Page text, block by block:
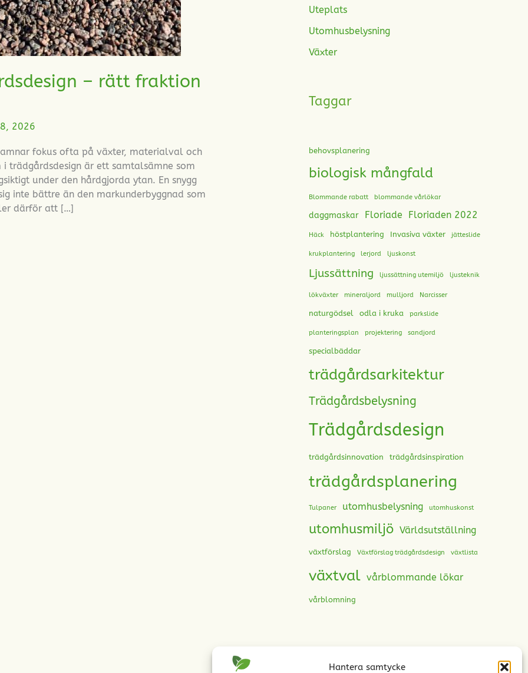
Hantera samtycke
– rätt fraktion
2026
fokus ofta på växter, materialval och
trädgårdsdesign är ett samtalsämne som
under den hårdgjorda ytan. En snygg
inte bättre än den markunderbyggnad som
därför att […]
Uteplats
Utomhusbelysning
Växter
Taggar
behovsplanering
biologisk mångfald
Blommande rabatt blommande vårlökar
daggmaskar Floriade Floriaden 2022
Häck höstplantering Invasiva växter jätteslide
krukplantering lerjord ljuskonst
Ljussättning ljussättning utemiljö ljusteknik
lökväxter mineraljord mulljord Narcisser
naturgödsel odla i kruka parkslide
planteringsplan projektering sandjord
specialbäddar
trädgårdsarkitektur
Trädgårdsbelysning
Trädgårdsdesign
trädgårdsinnovation trädgårdsinspiration
trädgårdsplanering
Tulpaner utomhusbelysning utomhuskonst
utomhusmiljö Världsutställning
växtförslag Växtförslag trädgårdsdesign växtlista
växtval vårblommande lökar
vårblomning